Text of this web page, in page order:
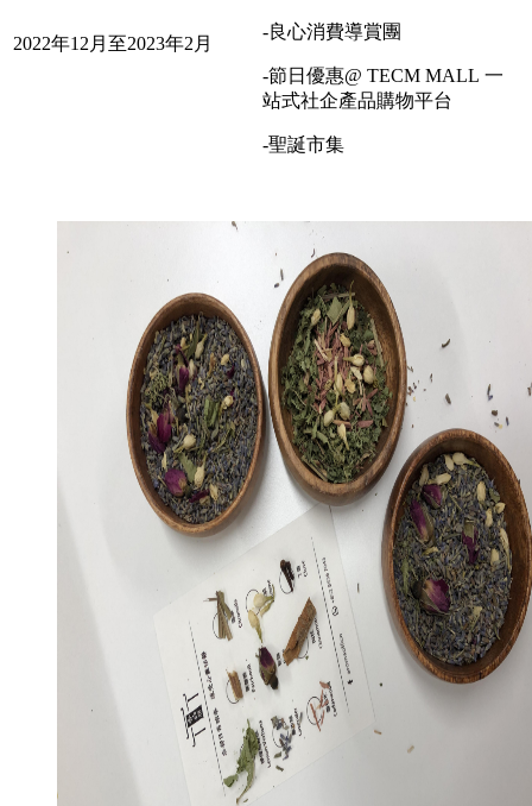
2022年12月至2023年2月
-良心消費導賞團
-節日優惠@ TECM MALL 一
站式社企產品購物平台
-聖誕市集